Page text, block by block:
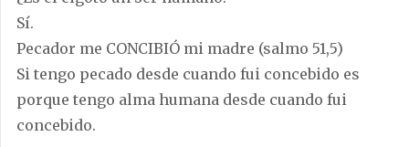
Sí.
Pecador me CONCIBIÓ mi madre (salmo 51,5)
Si tengo pecado desde cuando fui concebido es
porque tengo alma humana desde cuando fui
concebido.